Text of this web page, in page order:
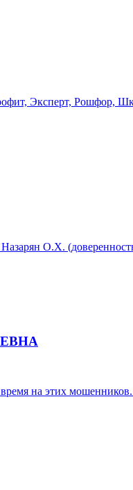
Рошфор, Школа
О.Х.
на этих мошенников.